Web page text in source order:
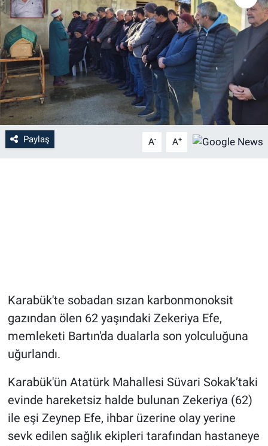
Paylaş A- A+
Karabük'te sobadan sızan karbonmonoksit
gazından ölen 62 yaşındaki Zekeriya Efe,
memleketi Bartın'da dualarla son yolculuğuna
uğurlandı.
Karabük'ün Atatürk Mahallesi Süvari Sokak’taki
evinde hareketsiz halde bulunan Zekeriya (62)
ile eşi Zeynep Efe, ihbar üzerine olay yerine
sevk edilen sağlık ekipleri tarafından hastaneye